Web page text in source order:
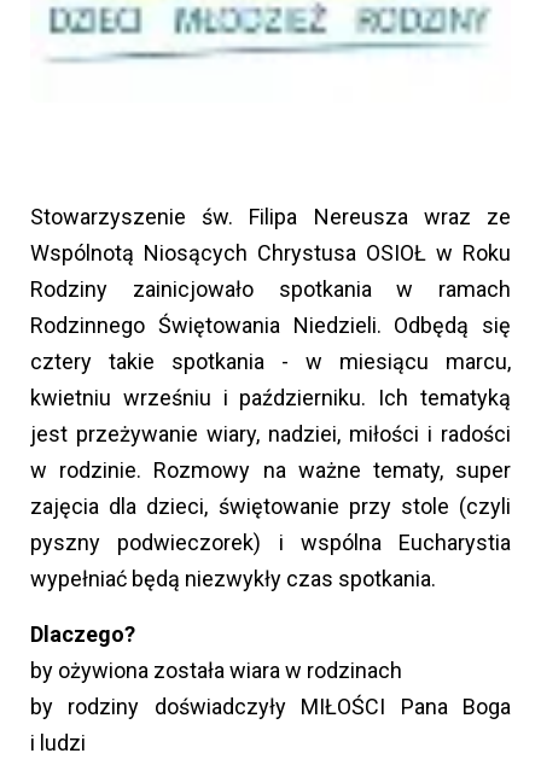
Stowarzyszenie św. Filipa Nereusza wraz ze
Wspólnotą Niosących Chrystusa OSIOŁ w Roku
Rodziny zainicjowało spotkania w ramach
Rodzinnego Świętowania Niedzieli. Odbędą się
cztery takie spotkania - w miesiącu marcu,
kwietniu wrześniu i październiku. Ich tematyką
jest przeżywanie wiary, nadziei, miłości i radości
w rodzinie. Rozmowy na ważne tematy, super
zajęcia dla dzieci, świętowanie przy stole (czyli
pyszny podwieczorek) i wspólna Eucharystia
wypełniać będą niezwykły czas spotkania.
Dlaczego?
by ożywiona została wiara w rodzinach
by rodziny doświadczyły MIŁOŚCI Pana Boga
i ludzi